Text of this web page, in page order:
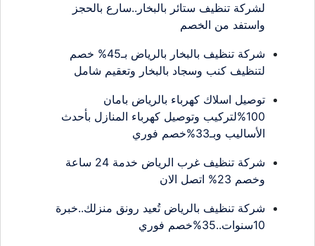
لشركة تنظيف ستائر بالبخار..سارع بالحجز
واستفد من الخصم
شركة تنظيف بالبخار بالرياض بـ45% خصم
لتنظيف كنب وسجاد بالبخار وتعقيم شامل
توصيل اسلاك كهرباء بالرياض بامان
100%لتركيب وتوصيل كهرباء المنازل بأحدث
الأساليب وبـ33%خصم فوري
شركة تنظيف غرب الرياض خدمة 24 ساعة
وخصم 23% اتصل الان
شركة تنظيف بالرياض تُعيد رونق منزلك..خبرة
10سنوات..35%خصم فوري